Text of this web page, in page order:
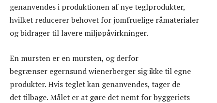
genanvendes i produktionen af nye teglprodukter,
hvilket reducerer behovet for jomfruelige råmaterialer
og bidrager til lavere miljøpåvirkninger.
En mursten er en mursten, og derfor
begrænser egernsund wienerberger sig ikke til egne
produkter. Hvis teglet kan genanvendes, tager de
det tilbage. Målet er at gøre det nemt for byggeriets